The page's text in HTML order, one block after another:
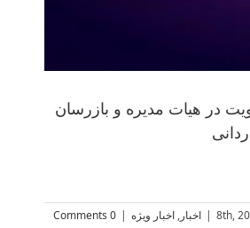
در هیات مدیره و بازرسان
| اخبار, اخبار ویژه |
0 Comments